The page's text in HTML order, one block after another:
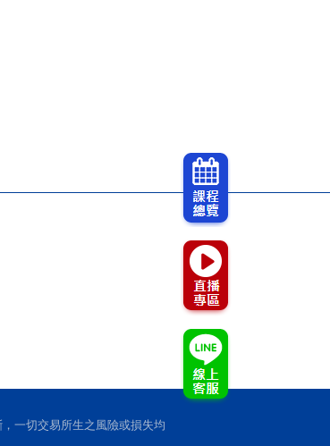
相關金融業務、其他經
資料之蒐集、處理及利
人者、(C002)辨識財務
/財務細節: (C081)收
一切交易所生之風險或損失均